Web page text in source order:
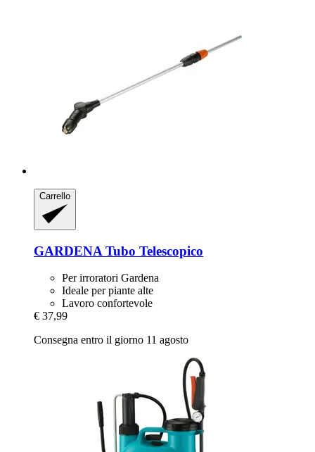
Carrello
GARDENA Tubo Telescopico
Per irroratori Gardena
Ideale per piante alte
Lavoro confortevole
€ 37,99
Consegna entro il giorno 11 agosto